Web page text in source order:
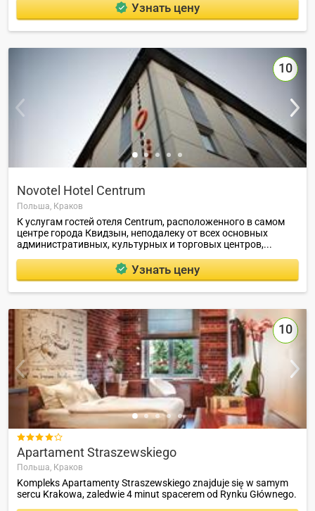
Узнать цену
10
Novotel Hotel Centrum
Польша, Краков
К услугам гостей отеля Centrum, расположенного в самом
центре города Квидзын, неподалеку от всех основных
административных, культурных и торговых центров,...
Узнать цену
10

Apartament Straszewskiego
Польша, Краков
Kompleks Apartamenty Straszewskiego znajduje się w samym
sercu Krakowa, zaledwie 4 minut spacerem od Rynku Głównego.